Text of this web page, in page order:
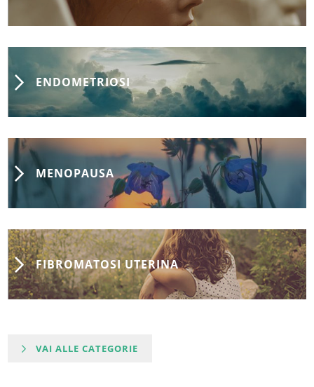
ENDOMETRIOSI
MENOPAUSA
FIBROMATOSI UTERINA
VAI ALLE CATEGORIE